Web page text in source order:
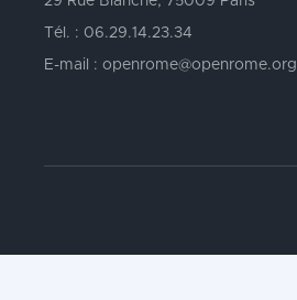
Tél. : 06.29.14.23.34
E-mail : openrome@openrome.org